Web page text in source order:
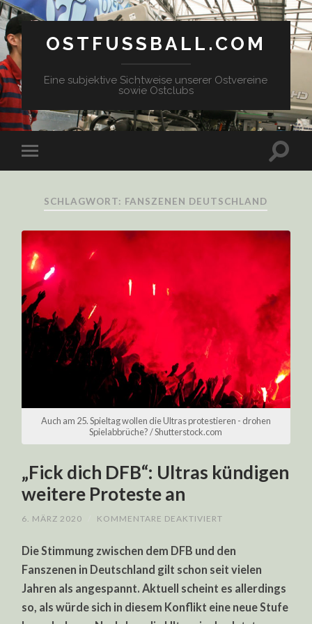
OSTFUSSBALL.COM
Eine subjektive Sichtweise unserer Ostvereine
sowie Ostclubs
SCHLAGWORT: FANSZENEN DEUTSCHLAND
Auch am 25. Spieltag wollen die Ultras protestieren - drohen
Spielabbrüche? / Shutterstock.com
„Fick dich DFB“: Ultras kündigen
weitere Proteste an
6. MÄRZ 2020 KOMMENTARE DEAKTIVIERT
DFB“:
KÜNDIGEN
PROTESTE
Die Stimmung zwischen dem DFB und den
Fanszenen in Deutschland gilt schon seit vielen
Jahren als angespannt. Aktuell scheint es allerdings
so, als würde sich in diesem Konflikt eine neue Stufe